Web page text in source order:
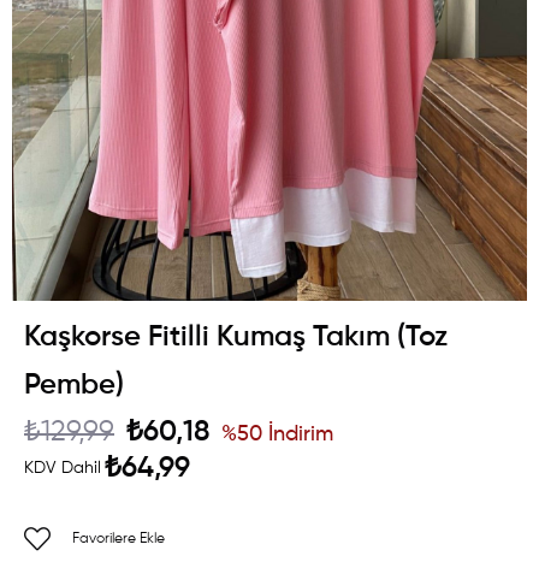
Kaşkorse Fitilli Kumaş Takım (Toz
Pembe)
₺129,99 ₺60,18
KDV Dahil ₺64,99
%50 İndirim
Favorilere Ekle